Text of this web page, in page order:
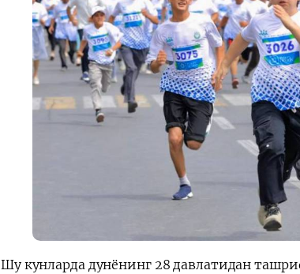
Шу кунларда дунёнинг 28 давлатидан